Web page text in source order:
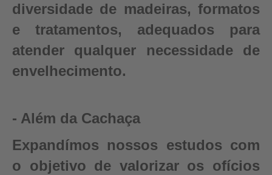
diversidade de madeiras, formatos
e tratamentos, adequados para
atender qualquer necessidade de
envelhecimento.
- Além da Cachaça
Expandímos nossos estudos com
o objetivo de valorizar os ofícios